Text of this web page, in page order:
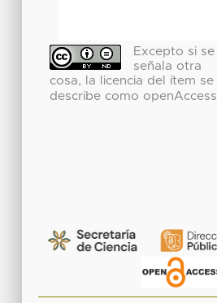
Excepto si se
señala otra
cosa, la licencia del ítem se
describe como openAccess